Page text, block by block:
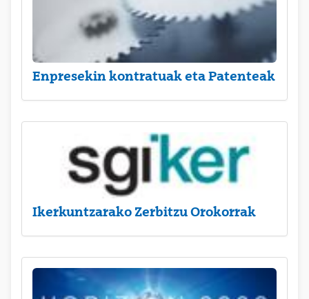
Enpresekin kontratuak eta Patenteak
Ikerkuntzarako Zerbitzu Orokorrak